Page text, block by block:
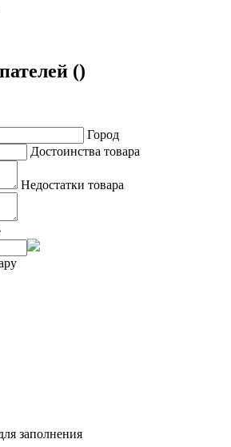
()
Город
Достоинства товара
Недостатки товара
заполнения